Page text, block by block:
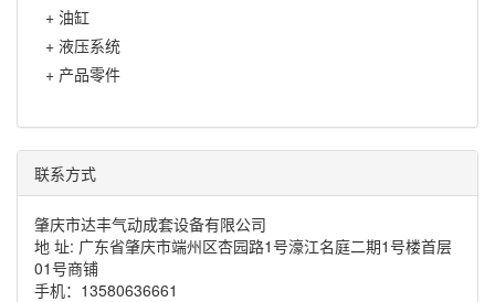
+ 油缸
+ 液压系统
+ 产品零件
联系方式
肇庆市达丰气动成套设备有限公司
地 址: 广东省肇庆市端州区杏园路1号濠江名庭二期1号楼首层
01号商铺
手机：13580636661